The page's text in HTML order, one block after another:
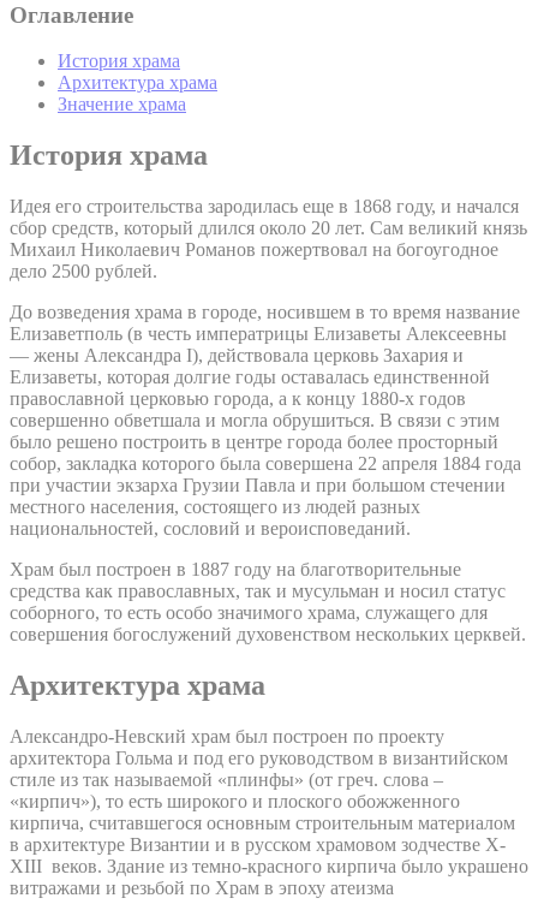
Оглавление
История храма
Архитектура храма
Значение храма
История храма
Идея его строительства зародилась еще в 1868 году, и начался
сбор средств, который длился около 20 лет. Сам великий князь
Михаил Николаевич Романов пожертвовал на богоугодное
дело 2500 рублей.
До возведения храма в городе, носившем в то время название
Елизаветполь (в честь императрицы Елизаветы Алексеевны
— жены Александра I), действовала церковь Захария и
Елизаветы, которая долгие годы оставалась единственной
православной церковью города, а к концу 1880-х годов
совершенно обветшала и могла обрушиться. В связи с этим
было решено построить в центре города более просторный
собор, закладка которого была совершена 22 апреля 1884 года
при участии экзарха Грузии Павла и при большом стечении
местного населения, состоящего из людей разных
национальностей, сословий и вероисповеданий.
Храм был построен в 1887 году на благотворительные
средства как православных, так и мусульман и носил статус
соборного, то есть особо значимого храма, служащего для
совершения богослужений духовенством нескольких церквей.
Архитектура храма
Александро-Невский храм был построен по проекту
архитектора Гольма и под его руководством в византийском
стиле из так называемой «плинфы» (от греч. слова –
«кирпич»), то есть широкого и плоского обожженного
кирпича, считавшегося основным строительным материалом
в архитектуре Византии и в русском храмовом зодчестве X-
XIII веков. Здание из темно-красного кирпича было украшено
витражами и резьбой по Храм в эпоху атеизма